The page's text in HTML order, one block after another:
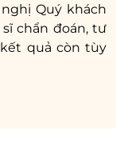
Quý khách
chẩn đoán, tư
quả còn tùy